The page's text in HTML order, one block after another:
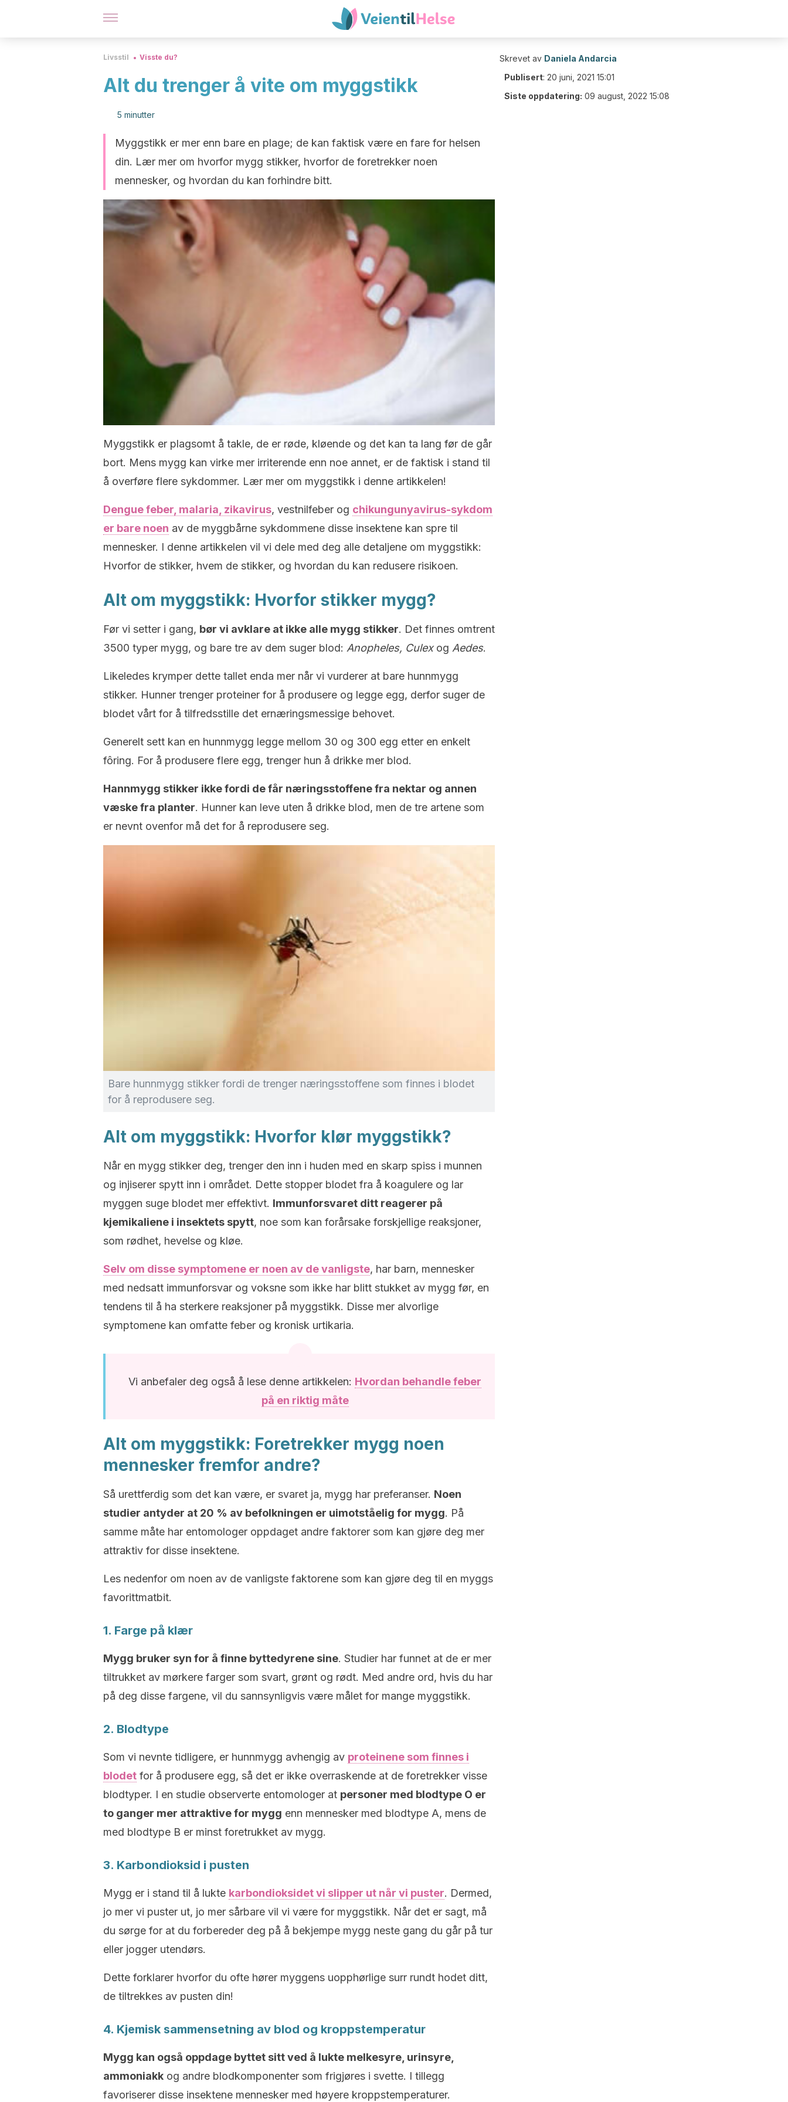
Livsstil Visste du?
Alt du trenger å vite om myggstikk
5 minutter
Myggstikk er mer enn bare en plage; de kan faktisk være en fare for helsen
din. Lær mer om hvorfor mygg stikker, hvorfor de foretrekker noen
mennesker, og hvordan du kan forhindre bitt.
Myggstikk er plagsomt å takle, de er røde, kløende og det kan ta lang før de går
bort. Mens mygg kan virke mer irriterende enn noe annet, er de faktisk i stand til
å overføre flere sykdommer. Lær mer om myggstikk i denne artikkelen!
Dengue feber, malaria, zikavirus, vestnilfeber og chikungunyavirus-sykdom
er bare noen av de myggbårne sykdommene disse insektene kan spre til
mennesker. I denne artikkelen vil vi dele med deg alle detaljene om myggstikk:
Hvorfor de stikker, hvem de stikker, og hvordan du kan redusere risikoen.
Alt om myggstikk: Hvorfor stikker mygg?
Før vi setter i gang, bør vi avklare at ikke alle mygg stikker. Det finnes omtrent
3500 typer mygg, og bare tre av dem suger blod: Anopheles, Culexog Aedes.
Likeledes krymper dette tallet enda mer når vi vurderer at bare hunnmygg
stikker. Hunner trenger proteiner for å produsere og legge egg, derfor suger de
blodet vårt for å tilfredsstille det ernæringsmessige behovet.
Generelt sett kan en hunnmygg legge mellom 30 og 300 egg etter en enkelt
fôring. For å produsere flere egg, trenger hun å drikke mer blod.
Hannmygg stikker ikke fordi de får næringsstoffene fra nektar og annen
væske fra planter. Hunner kan leve uten å drikke blod, men de tre artene som
er nevnt ovenfor må det for å reprodusere seg.
Bare hunnmygg stikker fordi de trenger næringsstoffene som finnes i blodet
for å reprodusere seg.
Alt om myggstikk: Hvorfor klør myggstikk?
Når en mygg stikker deg, trenger den inn i huden med en skarp spiss i munnen
og injiserer spytt inn i området. Dette stopper blodet fra å koagulere og lar
myggen suge blodet mer effektivt. Immunforsvaret ditt reagerer på
kjemikaliene i insektets spytt, noe som kan forårsake forskjellige reaksjoner,
som rødhet, hevelse og kløe.
Selv om disse symptomene er noen av de vanligste, har barn, mennesker
med nedsatt immunforsvar og voksne som ikke har blitt stukket av mygg før, en
tendens til å ha sterkere reaksjoner på myggstikk. Disse mer alvorlige
symptomene kan omfatte feber og kronisk urtikaria.
Vi anbefaler deg også å lese denne artikkelen: Hvordan behandle feber
på en riktig måte
Alt om myggstikk: Foretrekker mygg noen
mennesker fremfor andre?
Så urettferdig som det kan være, er svaret ja, mygg har preferanser. Noen
studier antyder at 20 % av befolkningen er uimotståelig for mygg. På
samme måte har entomologer oppdaget andre faktorer som kan gjøre deg mer
attraktiv for disse insektene.
Les nedenfor om noen av de vanligste faktorene som kan gjøre deg til en myggs
favorittmatbit.
1. Farge på klær
Mygg bruker syn for å finne byttedyrene sine. Studier har funnet at de er mer
tiltrukket av mørkere farger som svart, grønt og rødt. Med andre ord, hvis du har
på deg disse fargene, vil du sannsynligvis være målet for mange myggstikk.
2. Blodtype
Som vi nevnte tidligere, er hunnmygg avhengig av proteinene som finnes i
blodet for å produsere egg, så det er ikke overraskende at de foretrekker visse
blodtyper. I en studie observerte entomologer at personer med blodtype O er
to ganger mer attraktive for mygg enn mennesker med blodtype A, mens de
med blodtype B er minst foretrukket av mygg.
3. Karbondioksid i pusten
Mygg er i stand til å lukte karbondioksidet vi slipper ut når vi puster. Dermed,
jo mer vi puster ut, jo mer sårbare vil vi være for myggstikk. Når det er sagt, må
du sørge for at du forbereder deg på å bekjempe mygg neste gang du går på tur
eller jogger utendørs.
Dette forklarer hvorfor du ofte hører myggens uopphørlige surr rundt hodet ditt,
de tiltrekkes av pusten din!
4. Kjemisk sammensetning av blod og kroppstemperatur
Mygg kan også oppdage byttet sitt ved å lukte melkesyre, urinsyre,
ammoniakk og andre blodkomponenter som frigjøres i svette. I tillegg
favoriserer disse insektene mennesker med høyere kroppstemperaturer.
Skrevet av Daniela Andarcia
Publisert: 20 juni, 2021 15:01
Siste oppdatering: 09 august, 2022 15:08